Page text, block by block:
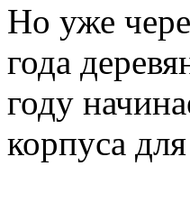
Но уже
года
году
корпуса